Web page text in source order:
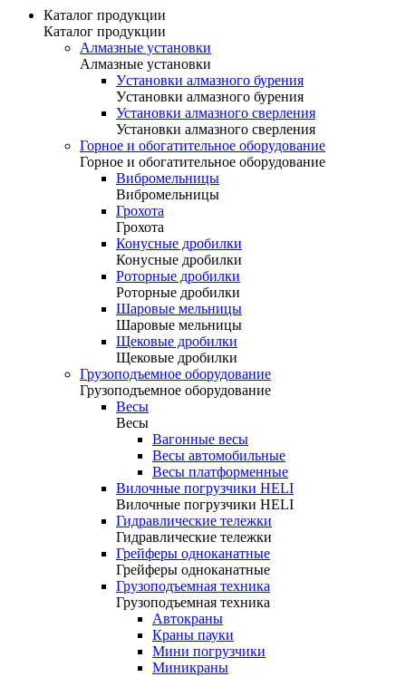
Каталог продукции
Каталог продукции
Алмазные установки
Алмазные установки
Уcтановки алмазного бурения
Уcтановки алмазного бурения
Установки алмазного сверления
Установки алмазного сверления
Горное и обогатительное оборудование
Горное и обогатительное оборудование
Вибромельницы
Вибромельницы
Грохота
Грохота
Конусные дробилки
Конусные дробилки
Роторные дробилки
Роторные дробилки
Шаровые мельницы
Шаровые мельницы
Щековые дробилки
Щековые дробилки
Грузоподъемное оборудование
Грузоподъемное оборудование
Весы
Весы
Вагонные весы
Весы автомобильные
Весы платформенные
Вилочные погрузчики HELI
Вилочные погрузчики HELI
Гидравлические тележки
Гидравлические тележки
Грейферы одноканатные
Грейферы одноканатные
Грузоподъемная техника
Грузоподъемная техника
Автокраны
Краны пауки
Мини погрузчики
Миникраны